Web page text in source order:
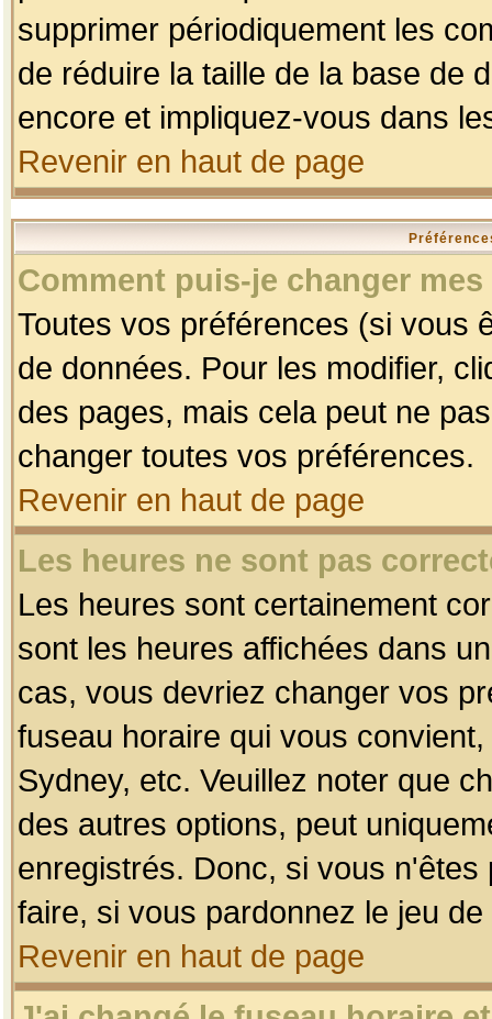
supprimer périodiquement les
de réduire la taille de la base de
encore et impliquez-vous dans
Revenir en haut de page
Comment puis-je changer
Toutes vos préférences (si vous
de données. Pour les modifier,
des pages, mais cela peut ne
changer toutes vos préférences.
Revenir en haut de page
Les heures ne sont pas
Les heures sont certainement
sont les heures affichées dans
cas, vous devriez changer vos
fuseau horaire qui vous
Sydney, etc. Veuillez noter que
des autres options, peut
enregistrés. Donc, si vous
faire, si vous pardonnez le jeu
Revenir en haut de page